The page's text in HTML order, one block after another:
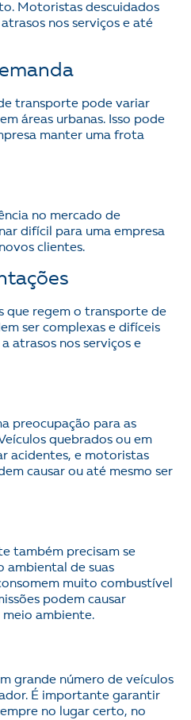
Motoristas descuidados
nos serviços e até
transporte pode variar
áreas urbanas. Isso pode
manter uma frota
no mercado de
difícil para uma empresa
clientes.
que regem o transporte de
ser complexas e difíceis
atrasos nos serviços e
preocupação para as
quebrados ou em
acidentes, e motoristas
causar ou até mesmo ser
também precisam se
ambiental de suas
muito combustível
podem causar
meio ambiente.
grande número de veículos
É importante garantir
no lugar certo, no